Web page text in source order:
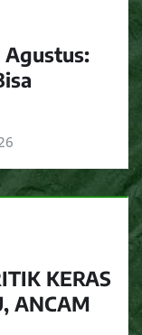
Agustus:
KERAS
ANCAM